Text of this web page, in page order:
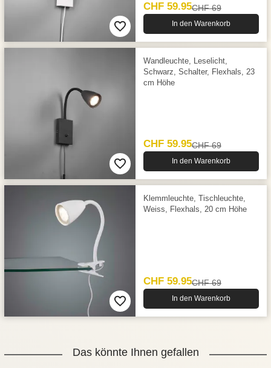
CHF 59.95CHF 69
In den Warenkorb
Wandleuchte, Leselicht,
Schwarz, Schalter, Flexhals, 23
cm Höhe
CHF 59.95CHF 69
In den Warenkorb
Klemmleuchte, Tischleuchte,
Weiss, Flexhals, 20 cm Höhe
CHF 59.95CHF 69
In den Warenkorb
Das könnte Ihnen gefallen